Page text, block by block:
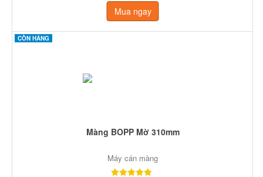
Mua ngay
CÒN HÀNG
Màng BOPP Mờ 310mm
Máy cán màng